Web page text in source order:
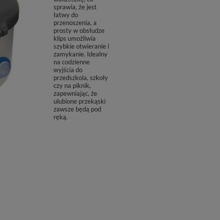
sprawia, że jest
łatwy do
przenoszenia, a
prosty w obsłudze
klips umożliwia
szybkie otwieranie i
zamykanie. Idealny
na codzienne
wyjścia do
przedszkola, szkoły
czy na piknik,
zapewniając, że
ulubione przekąski
zawsze będą pod
ręką.